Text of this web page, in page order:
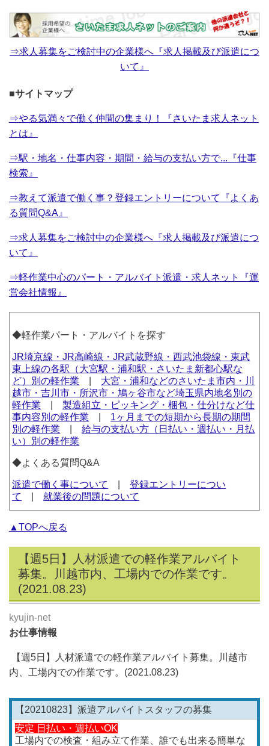
⇒求人募集をご検討中の企業様へ『求人掲載及び派遣につ
いて』
■サイトマップ
⇒やる気満々で働く仲間の集まり！『さいたま求人ネット
とは』
⇒駅・地名・仕事内容・期間・給与の支払い方で...『仕事
検索』
⇒教えて派遣で働く事？登録エントリーについて『よくあ
る質問Q&A』
⇒求人募集をご検討中の企業様へ『求人掲載及び派遣につ
いて』
⇒軽作業中心のパート・アルバイト派遣・求人ネット『運
営会社情報』
◆軽作業パート・アルバイトを探す
JR埼京線・JR高崎線・JR武蔵野線・西武池袋線・東武
東上線の各駅（大宮駅・浦和駅・さいたま新都心駅な
ど）別の軽作業
大宮・浦和などのさいたま市内・川
越市・吉川市・所沢市・鳩ヶ谷市など埼玉県内地名別の
軽作業 |製造組立・ピッキング・梱包・仕分けなど仕
事内容別の軽作業
1ヶ月までの短期から長期の期間
別の軽作業 |給与の支払い方（日払い・週払い・月払
い）別の軽作業
◆よくある質問Q&A
派遣で働く事について |登録エントリーについ
て
就業後の問題について
▲TOPへ戻る
【週5日】人材派遣での軽作業アルバイト
募集。川越市内、工場内での作業です。
(2021.08.23)
kyujin-net
お仕事情報
【週5日】人材派遣での軽作業アルバイト募集。川越市
内、工場内での作業です。(2021.08.23)
【20210823】派遣アルバイトスタッフの募集
安定 日払い・週払いOK
工場内での検査・組み立て作業、誰でも出来る簡単な